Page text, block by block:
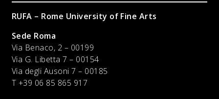
RUFA – Rome University of Fine Arts
Sede Roma
Via Benaco, 2 – 00199
Via G. Libetta 7 – 00154
Via degli Ausoni 7 – 00185
T +39 06 85 865 917